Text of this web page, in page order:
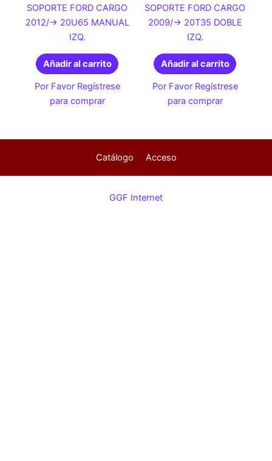
SOPORTE FORD CARGO
2012/-> 20U65 MANUAL
IZQ.
Añadir al carrito
Por Favor Regístrese
para comprar
SOPORTE FORD CARGO
2009/-> 20T35 DOBLE
IZQ.
Añadir al carrito
Por Favor Regístrese
para comprar
Catálogo Acceso
GGF Internet